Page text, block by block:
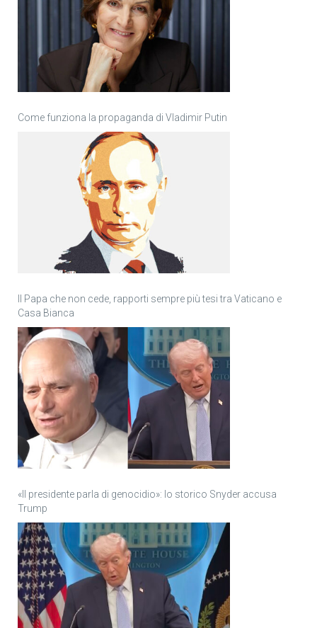
Come funziona la propaganda di Vladimir Putin
Il Papa che non cede, rapporti sempre più tesi tra Vaticano e
Casa Bianca
«Il presidente parla di genocidio»: lo storico Snyder accusa
Trump